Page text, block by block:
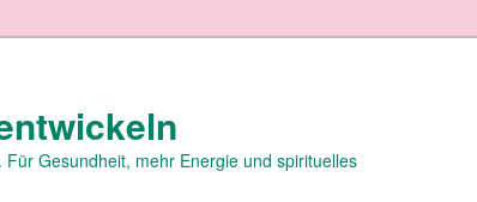
Gesundheit, mehr Energie und spirituelles